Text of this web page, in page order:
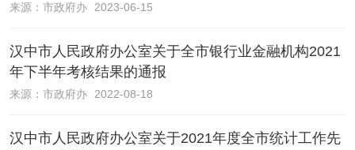
来源： 市政府办 2023-06-15
汉中市人民政府办公室关于全市银行业金融机构2021
年下半年考核结果的通报
来源： 市政府办 2022-08-18
汉中市人民政府办公室关于2021年度全市统计工作先